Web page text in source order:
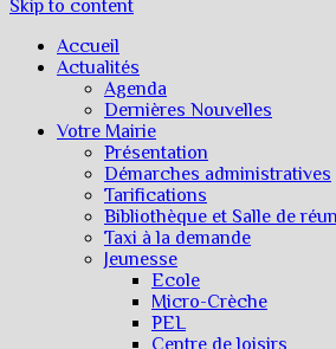
Skip to content
Accueil
Actualités
Agenda
Dernières Nouvelles
Votre Mairie
Présentation
Démarches administratives
Tarifications
Bibliothèque et Salle de
Taxi à la demande
Jeunesse
Ecole
Micro-Crèche
PEL
Centre de loisirs